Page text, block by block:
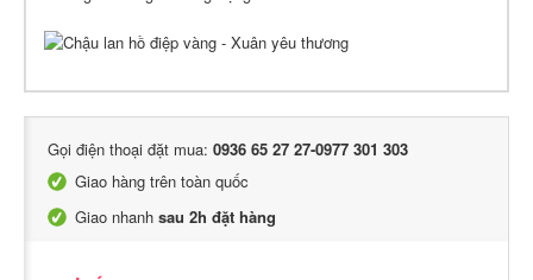
Gọi điện thoại đặt mua: 0936 65 27 27-0977 301 303
Giao hàng trên toàn quốc
Giao nhanh sau 2h đặt hàng